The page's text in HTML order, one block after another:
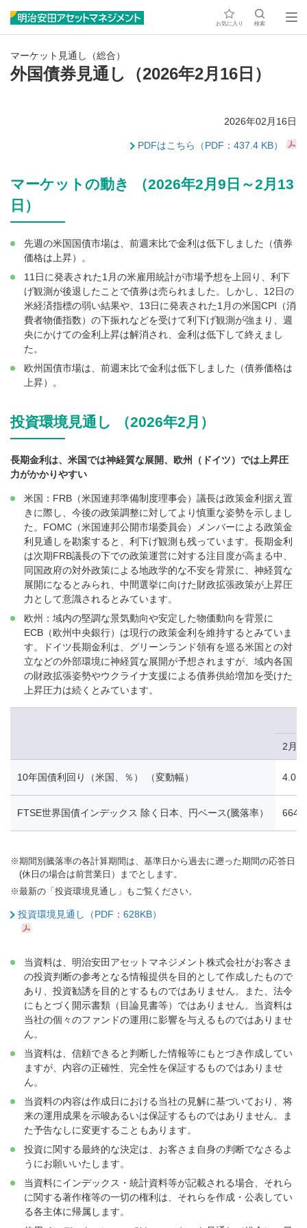
お気に入り 検索
マーケット見通し（総合）
外国債券見通し（2026年2月16日）
2026年02月16日
PDFはこちら（PDF：437.4 KB）
マーケットの動き （2026年2月9日～2月13
日）
先週の米国国債市場は、前週末比で金利は低下しました（債券
価格は上昇）。
11日に発表された1月の米雇用統計が市場予想を上回り、利下
げ観測が後退したことで債券は売られました。しかし、12日の
米経済指標の弱い結果や、13日に発表された1月の米国CPI（消
費者物価指数）の下振れなどを受けて利下げ観測が強まり、週
央にかけての金利上昇は解消され、金利は低下して終えまし
た。
欧州国債市場は、前週末比で金利は低下しました（債券価格は
上昇）。
投資環境見通し （2026年2月）
長期金利は、米国では神経質な展開、欧州（ドイツ）では上昇圧
力がかかりやすい
米国：FRB（米国連邦準備制度理事会）議長は政策金利据え置
きに際し、今後の政策調整に対してより慎重な姿勢を示しまし
た。FOMC（米国連邦公開市場委員会）メンバーによる政策金
利見通しを勘案すると、利下げ観測も残っています。長期金利
は次期FRB議長の下での政策運営に対する注目度が高まる中、
同国政府の対外政策による地政学的な不安を背景に、神経質な
展開になるとみられ、中間選挙に向けた財政拡張政策が上昇圧
力として意識されるとみています。
欧州：域内の堅調な景気動向や安定した物価動向を背景に
ECB（欧州中央銀行）は現行の政策金利を維持するとみていま
す。ドイツ長期金利は、グリーンランド領有を巡る米国との対
立などの外部環境に神経質な展開が予想されますが、域内各国
の財政拡張姿勢やウクライナ支援による債券供給増加を受けた
上昇圧力は続くとみています。
2月
10年国債利回り（米国、％） （変動幅） 4.05
FTSE世界国債インデックス 除く日本、円ベース(騰落率）
※期間別騰落率の各計算期間は、基準日から過去に遡った期間の応答日
(休日の場合は前営業日）までとします。
※最新の「投資環境見通し」もご覧ください。
投資環境見通し（PDF：628KB）
当資料は、明治安田アセットマネジメント株式会社がお客さま
の投資判断の参考となる情報提供を目的として作成したもので
あり、投資勧誘を目的とするものではありません。また、法令
にもとづく開示書類（目論見書等）ではありません。当資料は
当社の個々のファンドの運用に影響を与えるものではありませ
ん。
当資料は、信頼できると判断した情報等にもとづき作成してい
ますが、内容の正確性、完全性を保証するものではありませ
ん。
当資料の内容は作成日における当社の見解に基づいており、将
来の運用成果を示唆あるいは保証するものではありません。ま
た予告なしに変更することもあります。
投資に関する最終的な決定は、お客さま自身の判断でなさるよ
うにお願いいたします。
当資料にインデックス・統計資料等が記載される場合、それら
に関する著作権等の一切の権利は、それらを作成・公表してい
る各主体に帰属します。